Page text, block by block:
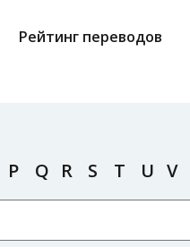
Рейтинг переводов
P Q R S T U V